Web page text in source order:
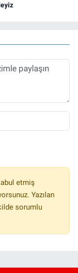
etmiş
Yazılan
sorumlu